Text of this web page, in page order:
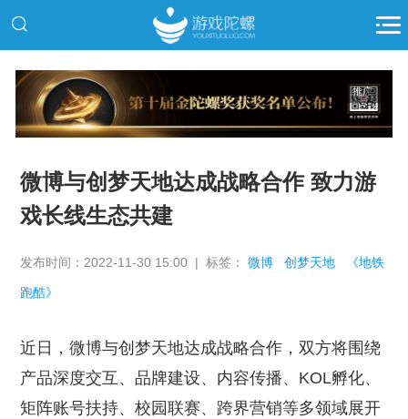
推广
微博与创梦天地达成战略合作 致力游
戏长线生态共建
发布时间：2022-11-30 15:00 | 标签：微博 创梦天地 《地铁
跑酷》
近日，微博与创梦天地达成战略合作，双方将围绕
产品深度交互、品牌建设、内容传播、KOL孵化、
矩阵账号扶持、校园联赛、跨界营销等多领域展开